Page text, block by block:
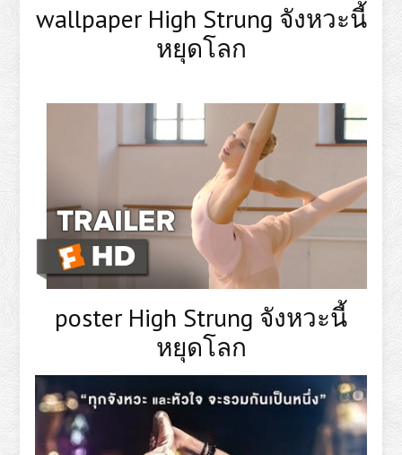
wallpaper High Strung จังหวะนี้
หยุดโลก
poster High Strung จังหวะนี้
หยุดโลก